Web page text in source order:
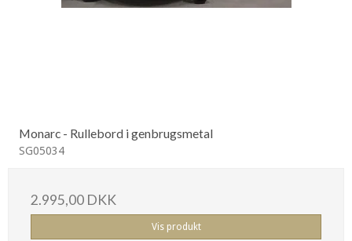
Monarc - Rullebord i genbrugsmetal
SG05034
2.995,00 DKK
Vis produkt